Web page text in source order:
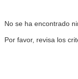
No se ha encontrado
Por favor, revisa los